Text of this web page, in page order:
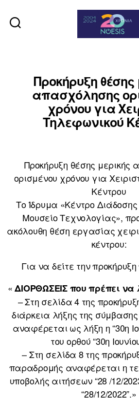
Προκήρυξη θέσης
απασχόλησης
χρόνου για
Τηλεφωνικού
Προκήρυξη θέσης μερικής
ορισμένου χρόνου για
Κέντρου
Το Ίδρυμα «Κέντρο
Μουσείο Τεχνολογίας»,
ακόλουθη θέση εργασίας
κέντρου:
Για να δείτε την
«ΔΙΟΡΘΩΣΕΙΣ που πρέπει
– Στη σελίδα 4 της
διάρκεια λήξης της
αναφέρεται ως λήξη η “30η
του ορθού “30η
– Στη σελίδα 8 της
παραδρομής αναφέρεται η
υποβολής αιτήσεων “28 /12/
“28/12/2022”.»